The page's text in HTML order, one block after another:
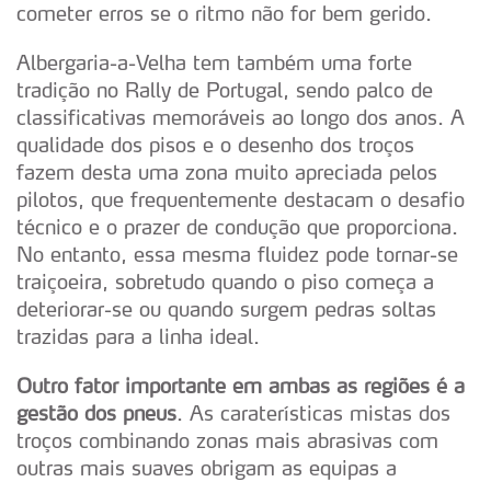
cometer erros se o ritmo não for bem gerido.
Albergaria-a-Velha tem também uma forte
tradição no Rally de Portugal, sendo palco de
classificativas memoráveis ao longo dos anos. A
qualidade dos pisos e o desenho dos troços
fazem desta uma zona muito apreciada pelos
pilotos, que frequentemente destacam o desafio
técnico e o prazer de condução que proporciona.
No entanto, essa mesma fluidez pode tornar-se
traiçoeira, sobretudo quando o piso começa a
deteriorar-se ou quando surgem pedras soltas
trazidas para a linha ideal.
Outro fator importante em ambas as regiões é a
gestão dos pneus. As caraterísticas mistas dos
troços combinando zonas mais abrasivas com
outras mais suaves obrigam as equipas a